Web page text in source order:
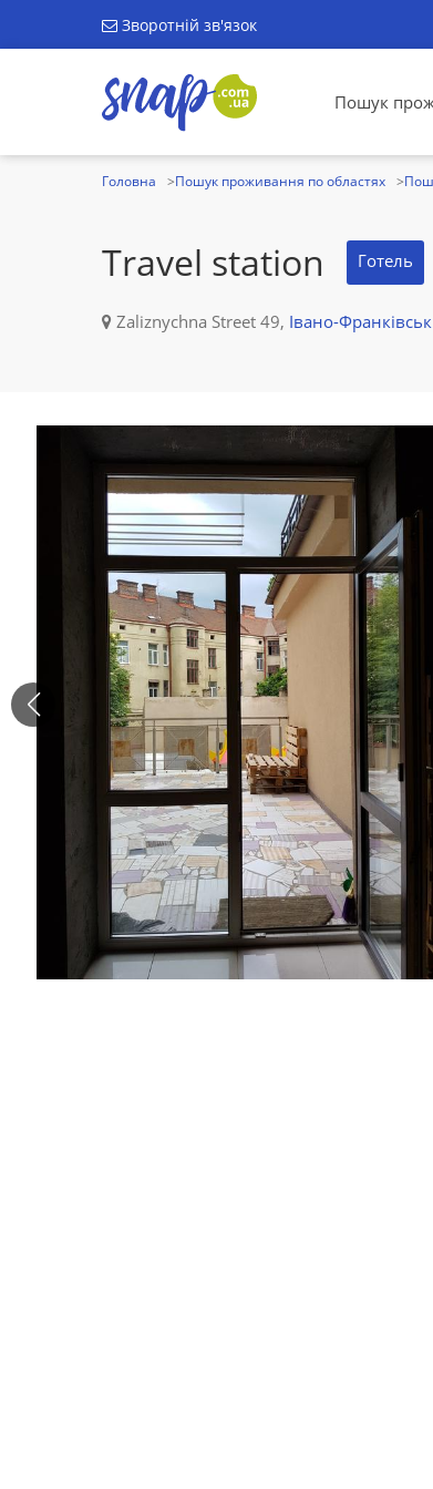
Зворотній зв'язок
Пошук
Головна Пошук проживання по областях
Travel station Готель
Zaliznychna Street 49, Івано-Франківськ